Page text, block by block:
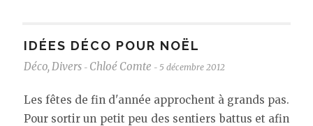
IDÉES DÉCO POUR NOËL
Déco, Divers - Chloé Comte - 5 décembre 2012
Les fêtes de fin d'année approchent à grands pas.
Pour sortir un petit peu des sentiers battus et afin